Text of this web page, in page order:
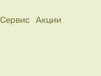
Сервис Акции